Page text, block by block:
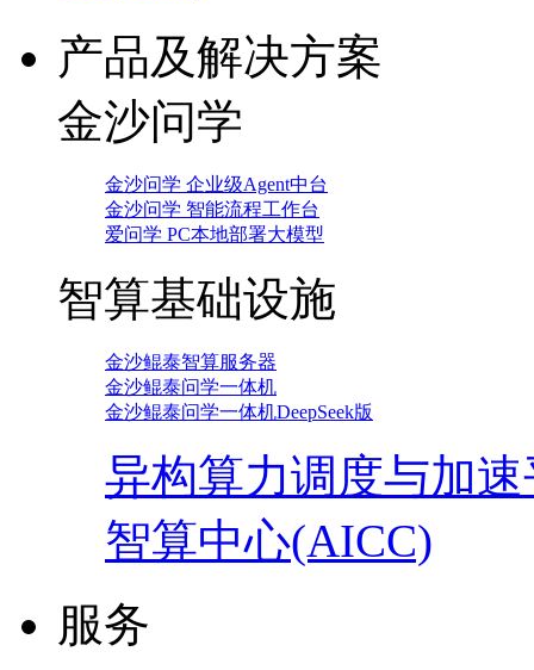
产品及解决方案
金沙问学
金沙问学 企业级Agent中台
金沙问学 智能流程工作台
爱问学 PC本地部署大模型
智算基础设施
金沙鲲泰智算服务器
金沙鲲泰问学一体机
金沙鲲泰问学一体机DeepSeek版
异构算力调度与加
智算中心(AICC)
服务